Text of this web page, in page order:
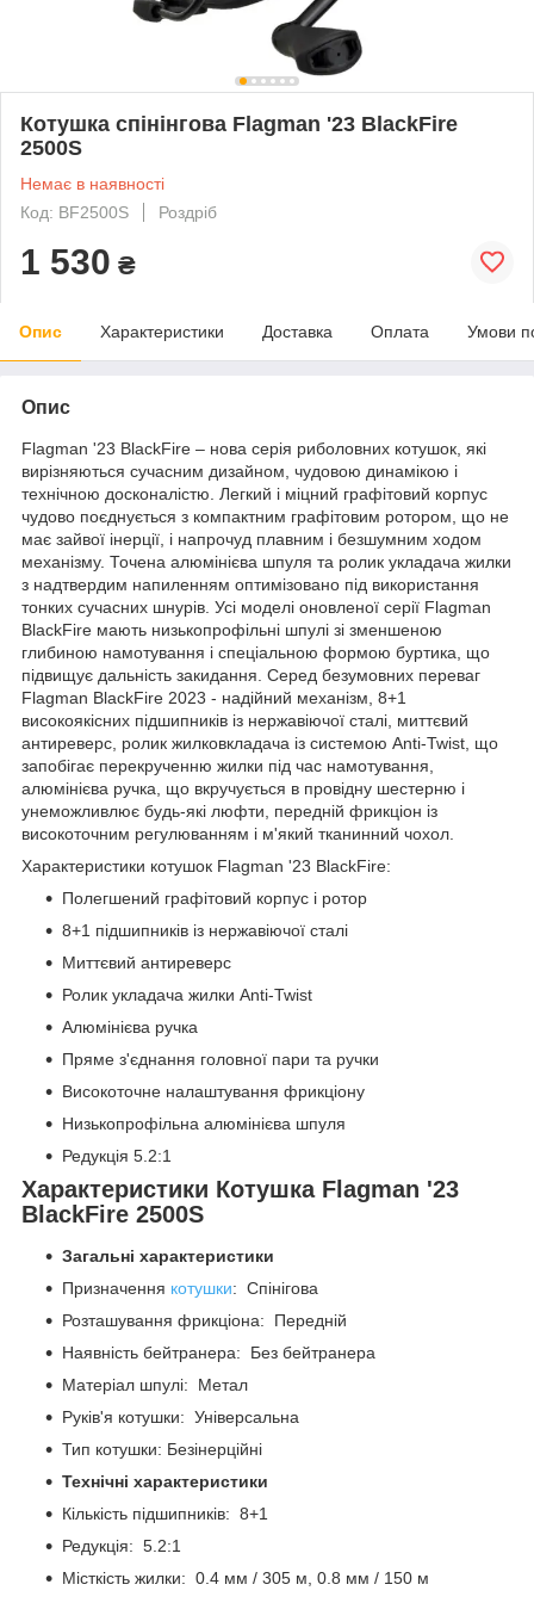
Котушка спінінгова Flagman '23 BlackFire
2500S
Немає в наявності
Код: BF2500S
Роздріб
1 530 ₴
Опис Характеристики Доставка Оплата Умови
Опис
Flagman '23 BlackFire – нова серія риболовних котушок, які
вирізняються сучасним дизайном, чудовою динамікою і
технічною досконалістю. Легкий і міцний графітовий корпус
чудово поєднується з компактним графітовим ротором, що не
має зайвої інерції, і напрочуд плавним і безшумним ходом
механізму. Точена алюмінієва шпуля та ролик укладача жилки
з надтвердим напиленням оптимізовано під використання
тонких сучасних шнурів. Усі моделі оновленої серії Flagman
BlackFire мають низькопрофільні шпулі зі зменшеною
глибиною намотування і спеціальною формою буртика, що
підвищує дальність закидання. Серед безумовних переваг
Flagman BlackFire 2023 - надійний механізм, 8+1
високоякісних підшипників із нержавіючої сталі, миттєвий
антиреверс, ролик жилковкладача із системою Anti-Twist, що
запобігає перекрученню жилки під час намотування,
алюмінієва ручка, що вкручується в провідну шестерню і
унеможливлює будь-які люфти, передній фрикціон із
високоточним регулюванням і м'який тканинний чохол.
Характеристики котушок Flagman '23 BlackFire:
Полегшений графітовий корпус і ротор
8+1 підшипників із нержавіючої сталі
Миттєвий антиреверс
Ролик укладача жилки Anti-Twist
Алюмінієва ручка
Пряме з'єднання головної пари та ручки
Високоточне налаштування фрикціону
Низькопрофільна алюмінієва шпуля
Редукція 5.2:1
Характеристики Котушка Flagman '23
BlackFire 2500S
Загальні характеристики
Призначення котушки: Спінігова
Розташування фрикціона: Передній
Наявність бейтранера: Без бейтранера
Матеріал шпулі: Метал
Руків'я котушки: Універсальна
Тип котушки: Безінерційні
Технічні характеристики
Кількість підшипників: 8+1
Редукція: 5.2:1
Місткість жилки: 0.4 мм / 305 м, 0.8 мм / 150 м